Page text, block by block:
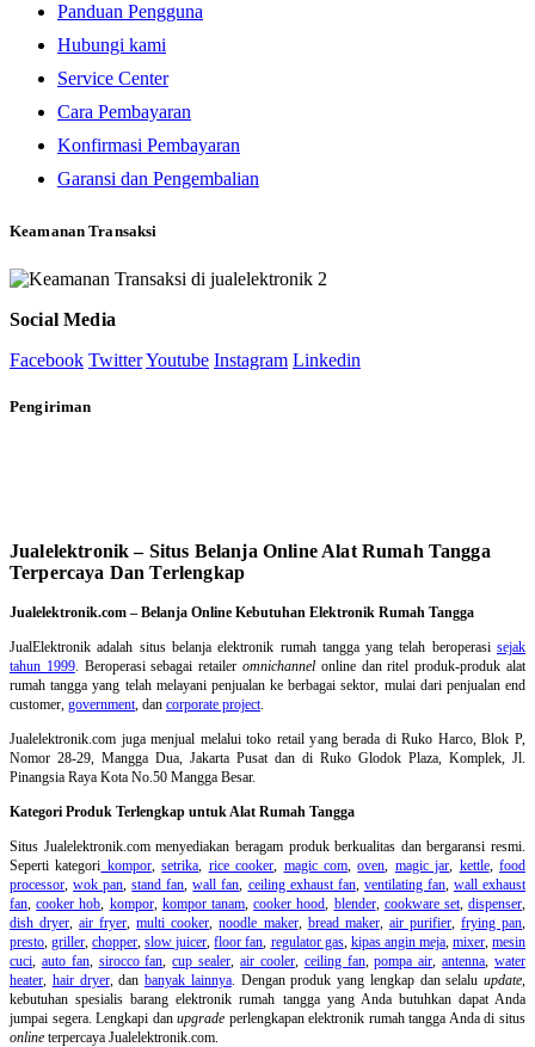
Panduan Pengguna
Hubungi kami
Service Center
Cara Pembayaran
Konfirmasi Pembayaran
Garansi dan Pengembalian
Keamanan Transaksi
Social Media
Facebook TwitterYoutube Instagram Linkedin
Pengiriman
Jualelektronik – Situs Belanja Online Alat Rumah Tangga
Terpercaya Dan Terlengkap
Jualelektronik.com – Belanja Online Kebutuhan Elektronik Rumah Tangga
JualElektronik adalah situs belanja elektronik rumah tanggayang telah beroperasisejak
tahun 1999. Beroperasi sebagai retaileromnichannel online dan ritel produk-produk alat
rumah tangga yang telah melayani penjualan ke berbagai sektor, mulai dari penjualan end
customer, government, dan corporate project.
Jualelektronik.com juga menjual melalui toko retail yang berada di Ruko Harco, Blok P,
Nomor 28-29, Mangga Dua, Jakarta Pusat dan di Ruko Glodok Plaza, Komplek, Jl.
Pinangsia Raya Kota No.50 Mangga Besar.
Kategori Produk Terlengkap untuk Alat Rumah Tangga
Situs Jualelektronik.com menyediakan beragam produk berkualitas dan bergaransi resmi.
Seperti kategori kompor,setrika, rice cooker, magic com,oven, magic jar, kettle,food
processor,wok pan,stand fan,wall fan, ceiling exhaust fan, ventilating fan, wall exhaust
fan,cooker hob, kompor, kompor tanam,cooker hood, blender, cookware set,dispenser,
dish dryer,air fryer,multi cooker,noodle maker, bread maker, air purifier, frying pan,
presto,griller,chopper,slow juicer,floor fan, regulator gas, kipas angin meja, mixer,mesin
cuci, auto fan, sirocco fan,cup sealer,air cooler, ceiling fan,pompa air,antenna,water
heater, hair dryer, dan banyak lainnya. Dengan produk yang lengkap dan selalu update,
kebutuhan spesialis barang elektronik rumah tangga yang Anda butuhkan dapat Anda
jumpai segera. Lengkapi danupgrade perlengkapan elektronik rumah tangga Anda di situs
online terpercaya Jualelektronik.com.